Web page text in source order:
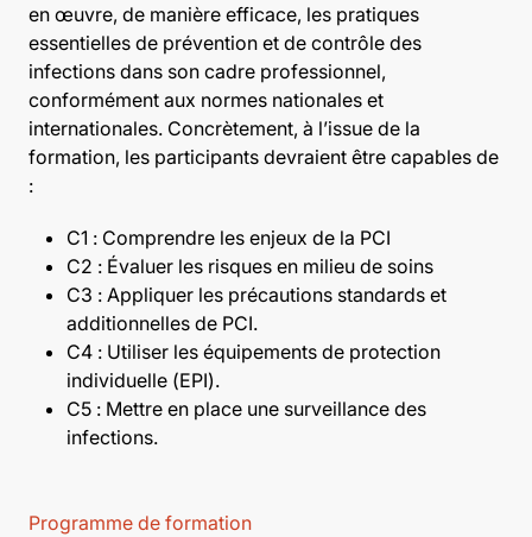
en œuvre, de manière efficace, les pratiques
essentielles de prévention et de contrôle des
infections dans son cadre professionnel,
conformément aux normes nationales et
internationales. Concrètement, à l’issue de la
formation, les participants devraient être capables de
:
C1 : Comprendre les enjeux de la PCI
C2 : Évaluer les risques en milieu de soins
C3 : Appliquer les précautions standards et
additionnelles de PCI.
C4 : Utiliser les équipements de protection
individuelle (EPI).
C5 : Mettre en place une surveillance des
infections.
Programme de formation